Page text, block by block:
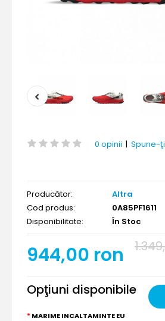
0 opinii | Spune-
Producător:
Altra
Cod produs:
0A85PF1611
Disponibilitate:
În Stoc
944,00 ron
Opţiuni disponibile
MARIME INCALTAMINTE EU